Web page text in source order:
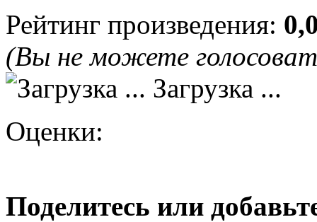
Рейтинг произведения:
(Вы не можете
Загрузка ...
Оценки:
Поделитесь или